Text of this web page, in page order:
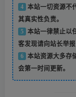
4
本站一切资源不
其真实性负责。
5
本站一律禁止以
客发现请向站长举报
6
本站资源大多存
会第一时间更新。